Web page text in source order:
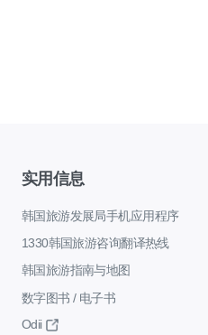
实用信息
韩国旅游发展局手机应用程序
1330韩国旅游咨询翻译热线
韩国旅游指南与地图
数字图书 / 电子书
Odii